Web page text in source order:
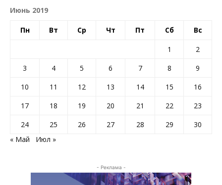
Июнь 2019
Пн Вт Ср Чт Пт Сб Вс
1
2
3
4 5 6 7 8
9
10
11 12 13 14 15
16
17
18 19 20 21 22
23
24
25 26 27 28 29
30
« Май
Июл »
- Реклама -